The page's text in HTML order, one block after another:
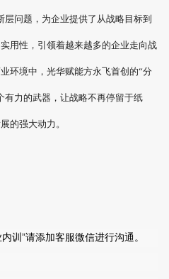
问题，为企业提供了从战略目标到
用性，引领着越来越多的企业走向战
环境中，光华赋能方永飞首创的“分
有力的武器，让战略不再停留于纸
的强大动力。
训”请添加客服微信进行沟通。